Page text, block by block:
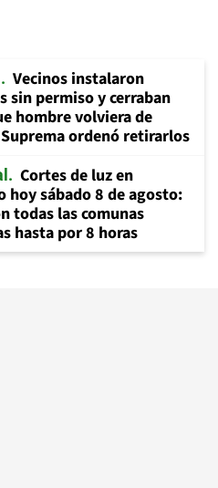
Vecinos instalaron
sin permiso y cerraban
hombre volviera de
ordenó retirarlos
Cortes de luz en
hoy sábado 8 de agosto:
todas las comunas
hasta por 8 horas